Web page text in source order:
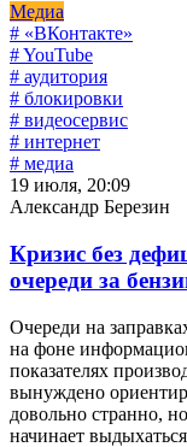
Медиа
# «ВКонтакте»
# YouTube
# аудитория
# блокировки
# видеосервис
# интернет
# медиа
19 июля, 20:09
Александр Березин
Кризис без
очереди за
Очереди на
на фоне
показателях
вынуждено
довольно странно,
начинает